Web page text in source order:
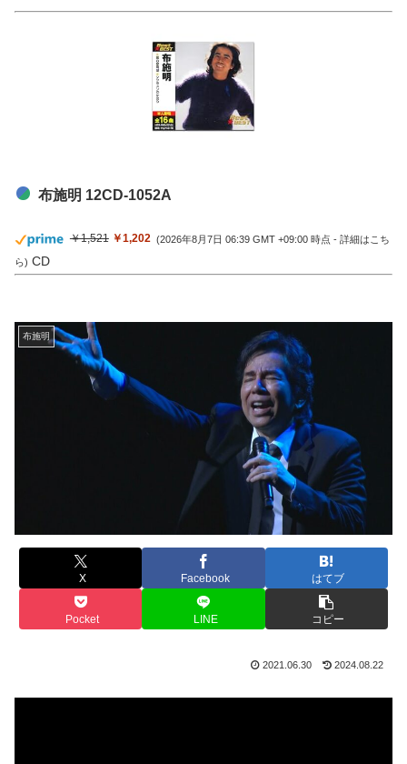
布施明 12CD-1052A
￥1,521 ￥1,202 (2026年8月7日 06:39 GMT +09:00 時点 -詳細はこち
ら) CD
布施明
X Facebook はてブ
Pocket LINE コピー
2021.06.30 2024.08.22